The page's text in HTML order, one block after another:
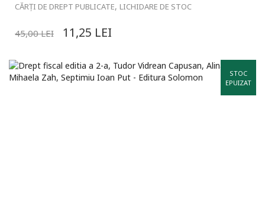
CĂRȚI DE DREPT PUBLICATE, LICHIDARE DE STOC
45,00LEI 11,25 LEI
STOC
EPUIZAT